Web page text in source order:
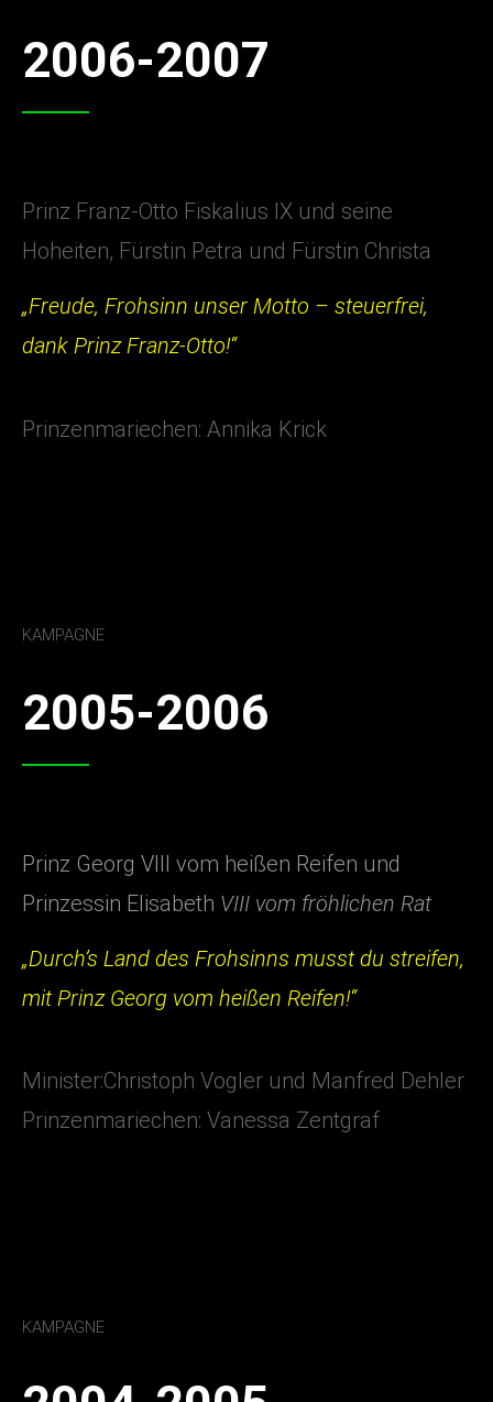
2006-2007
Prinz Franz-Otto Fiskalius IX und seine
Hoheiten, Fürstin Petra und Fürstin Christa
„Freude, Frohsinn unser Motto – steuerfrei,
dank Prinz Franz-Otto!“
Prinzenmariechen: Annika Krick
KAMPAGNE
2005-2006
Prinz Georg VIII vom heißen Reifen und
Prinzessin Elisabeth VIII vom fröhlichen Rat
„Durch’s Land des Frohsinns musst du streifen,
mit Prinz Georg vom heißen Reifen!“
Minister:Christoph Vogler und Manfred Dehler
Prinzenmariechen: Vanessa Zentgraf
KAMPAGNE